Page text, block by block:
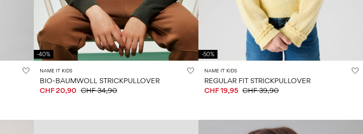
-40%
NAME IT KIDS
BIO-BAUMWOLL STRICKPULLOVER
CHF 20,90 CHF 34,90
-50%
NAME IT KIDS
REGULAR FIT STRICKPULLOVER
CHF 19,95 CHF 39,90